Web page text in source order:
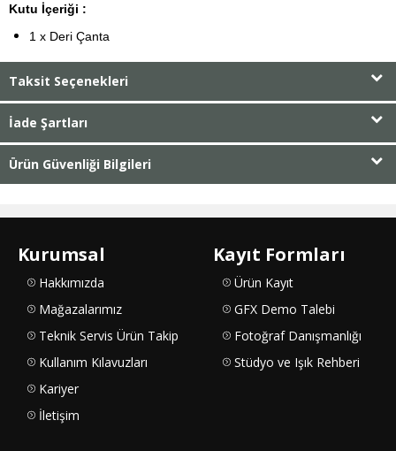
Kutu İçeriği :
1 x Deri Çanta
Taksit Seçenekleri
İade Şartları
Ürün Güvenliği Bilgileri
Kurumsal
Hakkımızda
Mağazalarımız
Teknik Servis Ürün Takip
Kullanım Kılavuzları
Kariyer
İletişim
Kayıt Formları
Ürün Kayıt
GFX Demo Talebi
Fotoğraf Danışmanlığı
Stüdyo ve Işık Rehberi